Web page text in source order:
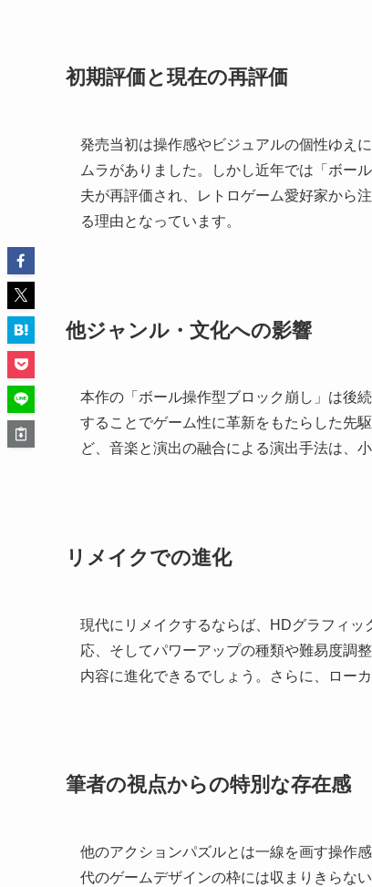
初期評価と現在の再評価
発売当初は操作感やビジュアルの個性ゆえ
ムラがありました。しかし近年では「ボー
夫が再評価され、レトロゲーム愛好家から
る理由となっています。
他ジャンル・文化への影響
本作の「ボール操作型ブロック崩し」は後
することでゲーム性に革新をもたらした先
ど、音楽と演出の融合による演出手法は、
リメイクでの進化
現代にリメイクするならば、HDグラフィ
応、そしてパワーアップの種類や難易度調
内容に進化できるでしょう。さらに、ロー
筆者の視点からの特別な存在感
他のアクションパズルとは一線を画す操作
代のゲームデザインの枠には収まりきらな